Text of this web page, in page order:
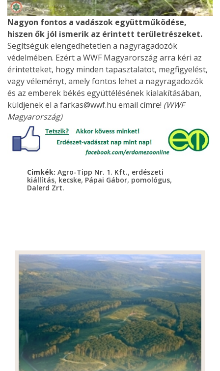
Nagyon fontos a vadászok együttműködése,
hiszen ők jól ismerik az érintett területrészeket.
Segítségük elengedhetetlen a nagyragadozók
védelmében. Ezért a WWF Magyarország arra kéri az
érintetteket, hogy minden tapasztalatot, megfigyelést,
vagy véleményt, amely fontos lehet a nagyragadozók
és az emberek békés együttélésének kialakításában,
küldjenek el a farkas@wwf.hu email címre! (WWF
Magyarország)
Cimkék: Agro-Tipp Nr. 1. Kft., erdészeti
kiállítás, kecske,Pápai Gábor, pomológus,
Dalerd Zrt.